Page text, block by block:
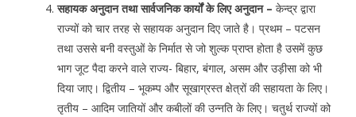
सहायक अनुदान तथा सार्वजनिक कार्यों के लिए अनुदान – केन्द्र द्वारा
राज्यों को चार तरह से सहायक अनुदान दिए जाते है। प्रथम – पटसन
तथा उससे बनी वस्तुओं के निर्मात से जो शुल्क प्राप्त होता है उसमें कुछ
भाग जूट पैदा करने वाले राज्य- बिहार, बंगाल, असम और उड़ीसा को भी
दिया जाए। द्वितीय – भूकम्प और सूखाग्रस्त क्षेत्रों की सहायता के लिए।
तृतीय – आदिम जातियों और कबीलों की उन्नति के लिए। चतुर्थ राज्यों को